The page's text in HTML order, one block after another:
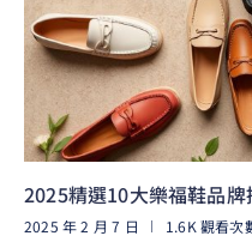
2025精選10大樂福鞋品
2025 年 2 月 7 日 1.6K 觀看次